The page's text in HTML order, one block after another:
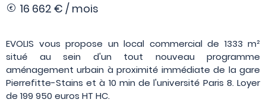
16 662 € / mois
EVOLIS vous propose un local commercial de 1333 m²
situé au sein d'un tout nouveau programme
aménagement urbain à proximité immédiate de la gare
Pierrefitte-Stains et à 10 min de l'université Paris 8. Loyer
de 199 950 euros HT HC.